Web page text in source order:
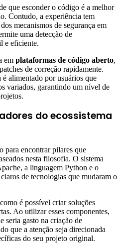
que esconder o código é a melhor
Contudo, a experiência tem
mecanismos de segurança em
uma detecção de
e eficiente.
em plataformas de código aberto,
de correção rapidamente.
alimentado por usuários que
variados, garantindo um nível de
do ecossistema
para encontrar pilares que
nesta filosofia. O sistema
a linguagem Python e o
de tecnologias que mudaram o
é possível criar soluções
Ao utilizar esses componentes,
seria gasto na criação de
que a atenção seja direcionada
do seu projeto original.